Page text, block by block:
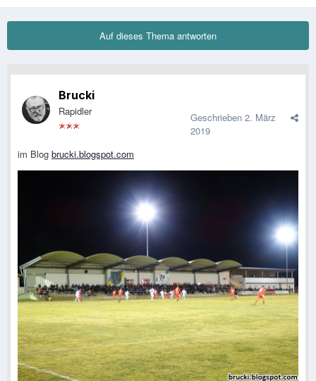
Auf dieses Thema antworten
Brucki
Rapidler Geschrieben 2. März
2019
im Blog brucki.blogspot.com